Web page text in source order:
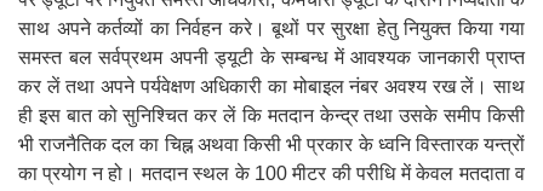
साथ अपने कर्तव्यों का निर्वहन करे। बूथों पर सुरक्षा हेतु नियुक्त किया गया
समस्त बल सर्वप्रथम अपनी ड्यूटी के सम्बन्ध में आवश्यक जानकारी प्राप्त
कर लें तथा अपने पर्यवेक्षण अधिकारी का मोबाइल नंबर अवश्य रख लें। साथ
ही इस बात को सुनिश्चित कर लें कि मतदान केन्द्र तथा उसके समीप किसी
भी राजनैतिक दल का चिह्न अथवा किसी भी प्रकार के ध्वनि विस्तारक यन्त्रों
का प्रयोग न हो। मतदान स्थल के 100 मीटर की परीधि में केवल मतदाता व